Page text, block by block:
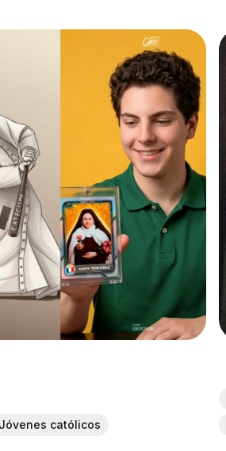
Jóvenes católicos